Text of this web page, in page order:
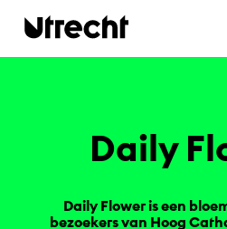
Dai­ly
Daily Flower is een
bezoekers van Hoog